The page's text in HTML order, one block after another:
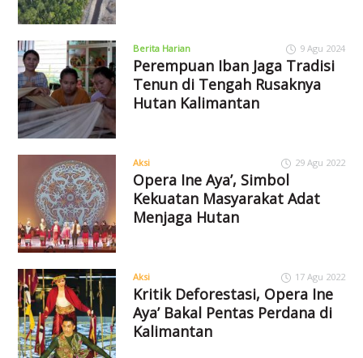
Berita Harian 9 Agu 2024
Perempuan Iban Jaga Tradisi
Tenun di Tengah Rusaknya
Hutan Kalimantan
Aksi 29 Agu 2022
Opera Ine Aya’, Simbol
Kekuatan Masyarakat Adat
Menjaga Hutan
Aksi 17 Agu 2022
Kritik Deforestasi, Opera Ine
Aya’ Bakal Pentas Perdana di
Kalimantan